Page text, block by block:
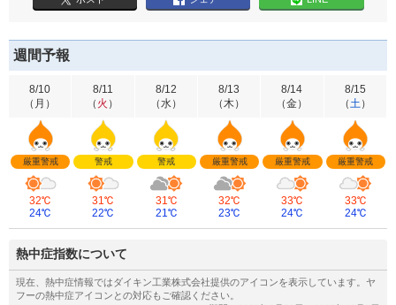
週間予報
8/10
（ 月 ）
厳重警戒
32℃
24℃
8/11
（ 火 ）
警戒
31℃
22℃
8/12
（水）
警戒
31℃
21℃
8/13
（木）
厳重警戒
32℃
23℃
8/14
（金）
厳重警戒
33℃
24℃
8/15
（土）
厳重警戒
33℃
24℃
熱中症指数について